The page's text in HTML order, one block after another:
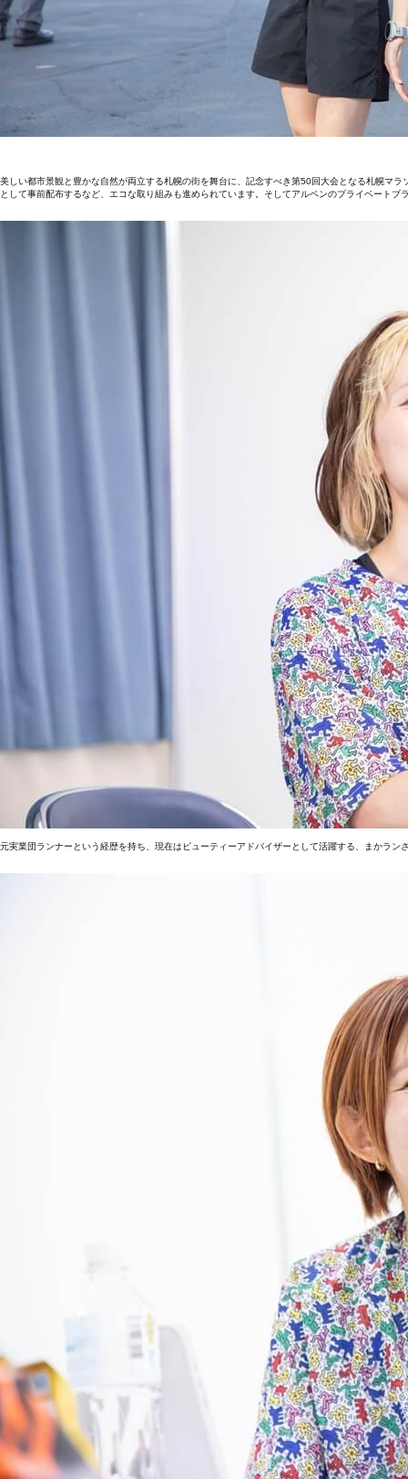
美しい都市景観と豊かな自然が両立する札幌の街を舞台に、記念すべき第50回大会となる札幌マ
として事前配布するなど、エコな取り組みも進められています。そしてアルペンのプライベート
元実業団ランナーという経歴を持ち、現在はビューティーアドバイザーとして活躍する、まかラ